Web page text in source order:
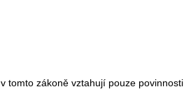
tomto zákoně vztahují pouze povinnosti